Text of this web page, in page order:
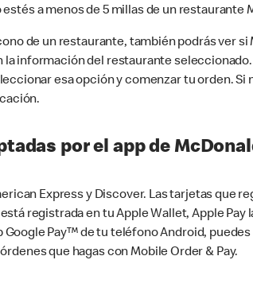
a menos de 5 millas de un restaurante
de un restaurante, también podrás ver
la información del restaurante
esa opción y comenzar tu orden.
por el app de
Express y Discover. Las tarjetas que
registrada en tu Apple Wallet, Apple
Google Pay™ de tu teléfono Android,
que hagas con Mobile Order & Pay.